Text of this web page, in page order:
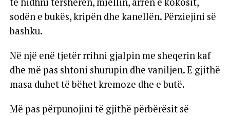
sodën e bukës, kripën dhe kanellën. Përziejini së
bashku.
Në një enë tjetër rrihni gjalpin me sheqerin kaf
dhe më pas shtoni shurupin dhe vaniljen. E gjithë
masa duhet të bëhet kremoze dhe e butë.
Më pas përpunojini të gjithë përbërësit së